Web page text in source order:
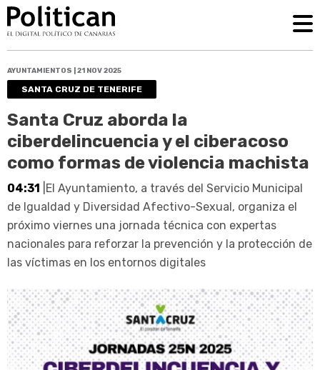
AYUNTAMIENTOS | 21 NOV 2025
SANTA CRUZ DE TENERIFE
Santa Cruz aborda la
ciberdelincuencia y el ciberacoso
como formas de violencia machista
04:31 |El Ayuntamiento, a través del Servicio Municipal
de Igualdad y Diversidad Afectivo-Sexual, organiza el
próximo viernes una jornada técnica con expertas
nacionales para reforzar la prevención y la protección de
las víctimas en los entornos digitales